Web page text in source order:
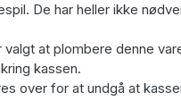
De har heller ikke
valgt at plombere denne
kassen.
over for at undgå at